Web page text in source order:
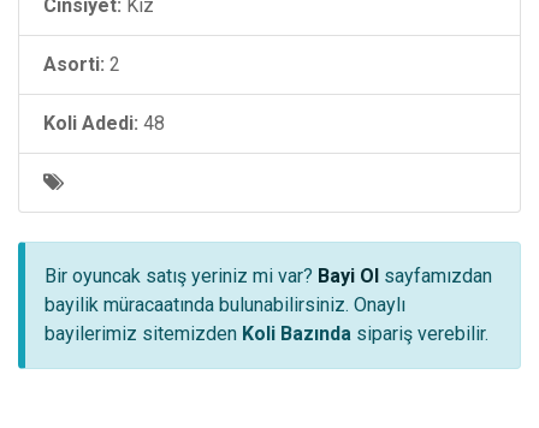
Cinsiyet: Kız
Asorti: 2
Koli Adedi: 48
Bir oyuncak satış yeriniz mi var? Bayi Ol sayfamızdan
bayilik müracaatında bulunabilirsiniz. Onaylı
bayilerimiz sitemizden Koli Bazında sipariş verebilir.